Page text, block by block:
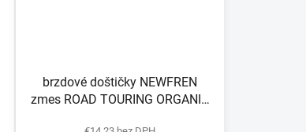
brzdové doštičky NEWFREN
zmes ROAD TOURING ORGANIC